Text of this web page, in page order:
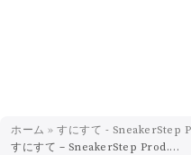
ホーム » すにすて - SneakerStep
すにすて – SneakerStep Prod.STPR MUSIC – UNTOUCHABLE 歌詞 ( Lyrics)